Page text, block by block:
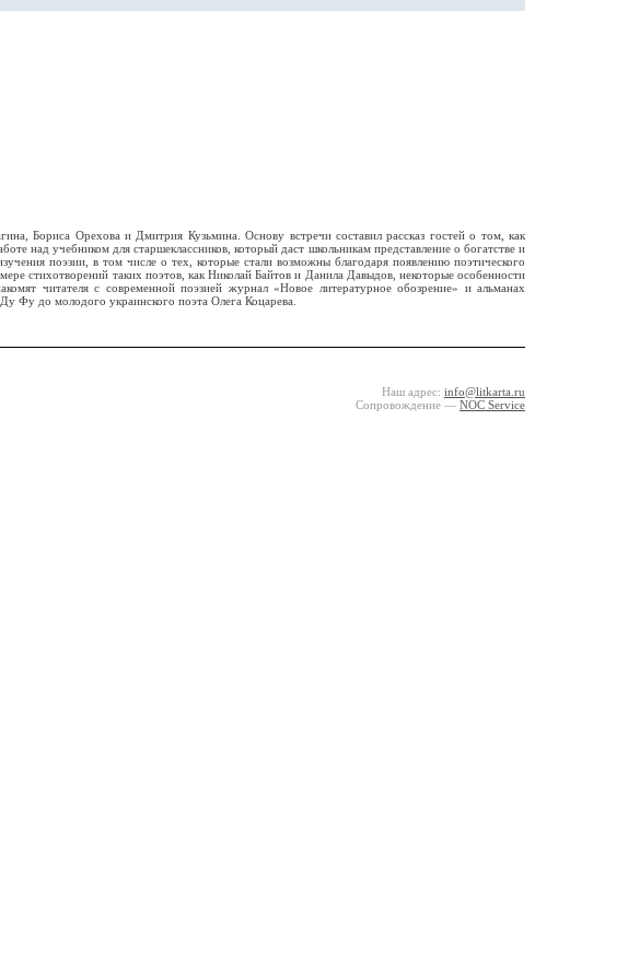
Бориса Орехова и Дмитрия Кузьмина. Основу встречи составил рассказ гостей о том, как
над учебником для старшеклассников, который даст школьникам представление о богатстве и
поэзии, в том числе о тех, которые стали возможны благодаря появлению поэтического
стихотворений таких поэтов, как Николай Байтов и Данила Давыдов, некоторые особенности
читателя с современной поэзией журнал «Новое литературное обозрение» и альманах
Фу до молодого украинского поэта Олега Коцарева.
Наш адрес: info@litkarta.ru
Сопровождение — NOC Service